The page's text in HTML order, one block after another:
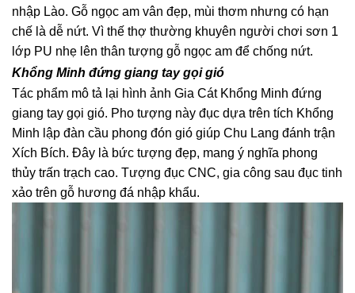
nhập Lào. Gỗ ngọc am vân đẹp, mùi thơm nhưng có hạn
chế là dễ nứt. Vì thế thợ thường khuyên người chơi sơn 1
lớp PU nhẹ lên thân tượng gỗ ngọc am để chống nứt.
Khổng Minh đứng giang tay gọi gió
Tác phẩm mô tả lại hình ảnh Gia Cát Khổng Minh đứng
giang tay gọi gió. Pho tượng này đục dựa trên tích Khổng
Minh lập đàn cầu phong đón gió giúp Chu Lang đánh trận
Xích Bích. Đây là bức tượng đẹp, mang ý nghĩa phong
thủy trấn trạch cao. Tượng đục CNC, gia công sau đục tinh
xảo trên gỗ hương đá nhập khẩu.